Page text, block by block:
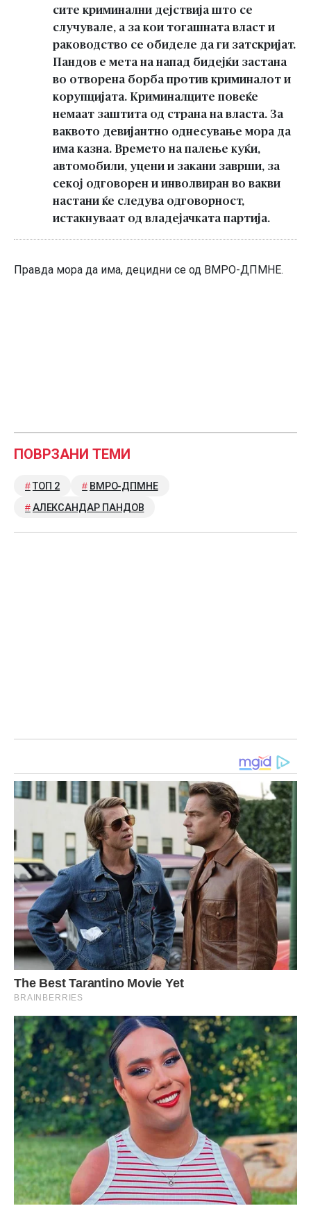
сите криминални дејствија што се
случувале, а за кои тогашната власт и
раководство се обиделе да ги затскријат.
Пандов е мета на напад бидејќи застана
во отворена борба против криминалот и
корупцијата. Криминалците повеќе
немаат заштита од страна на власта. За
ваквото девијантно однесување мора да
има казна. Времето на палење куќи,
автомобили, уцени и закани заврши, за
секој одговорен и инволвиран во вакви
настани ќе следува одговорност,
истакнуваат од владејачката партија.
Правда мора да има, децидни се од ВМРО-ДПМНЕ.
ПОВРЗАНИ ТЕМИ
ТОП 2
ВМРО-ДПМНЕ
АЛЕКСАНДАР ПАНДОВ